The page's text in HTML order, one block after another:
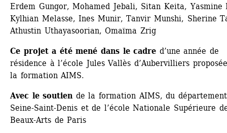
Erdem Gungor, Mohamed Jebali, Sitan Keita, Yasmine
Kylhian Melasse, Ines Munir, Tanvir Munshi, Sherine
Athustin Uthayasoorian, Omaïma Zrig
Ce projet a été mené dans le cadre d’une année de
résidence à l’école Jules Vallès d’Aubervilliers
la formation AIMS.
Avec le soutiende la formation AIMS, du
Seine-Saint-Denis et de l’école Nationale Supérieure
Beaux-Arts de Paris